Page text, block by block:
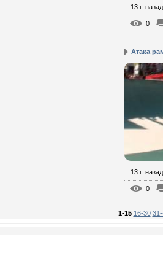
13 г. назад
0
Атака
13 г. назад
0
1-15 16-30